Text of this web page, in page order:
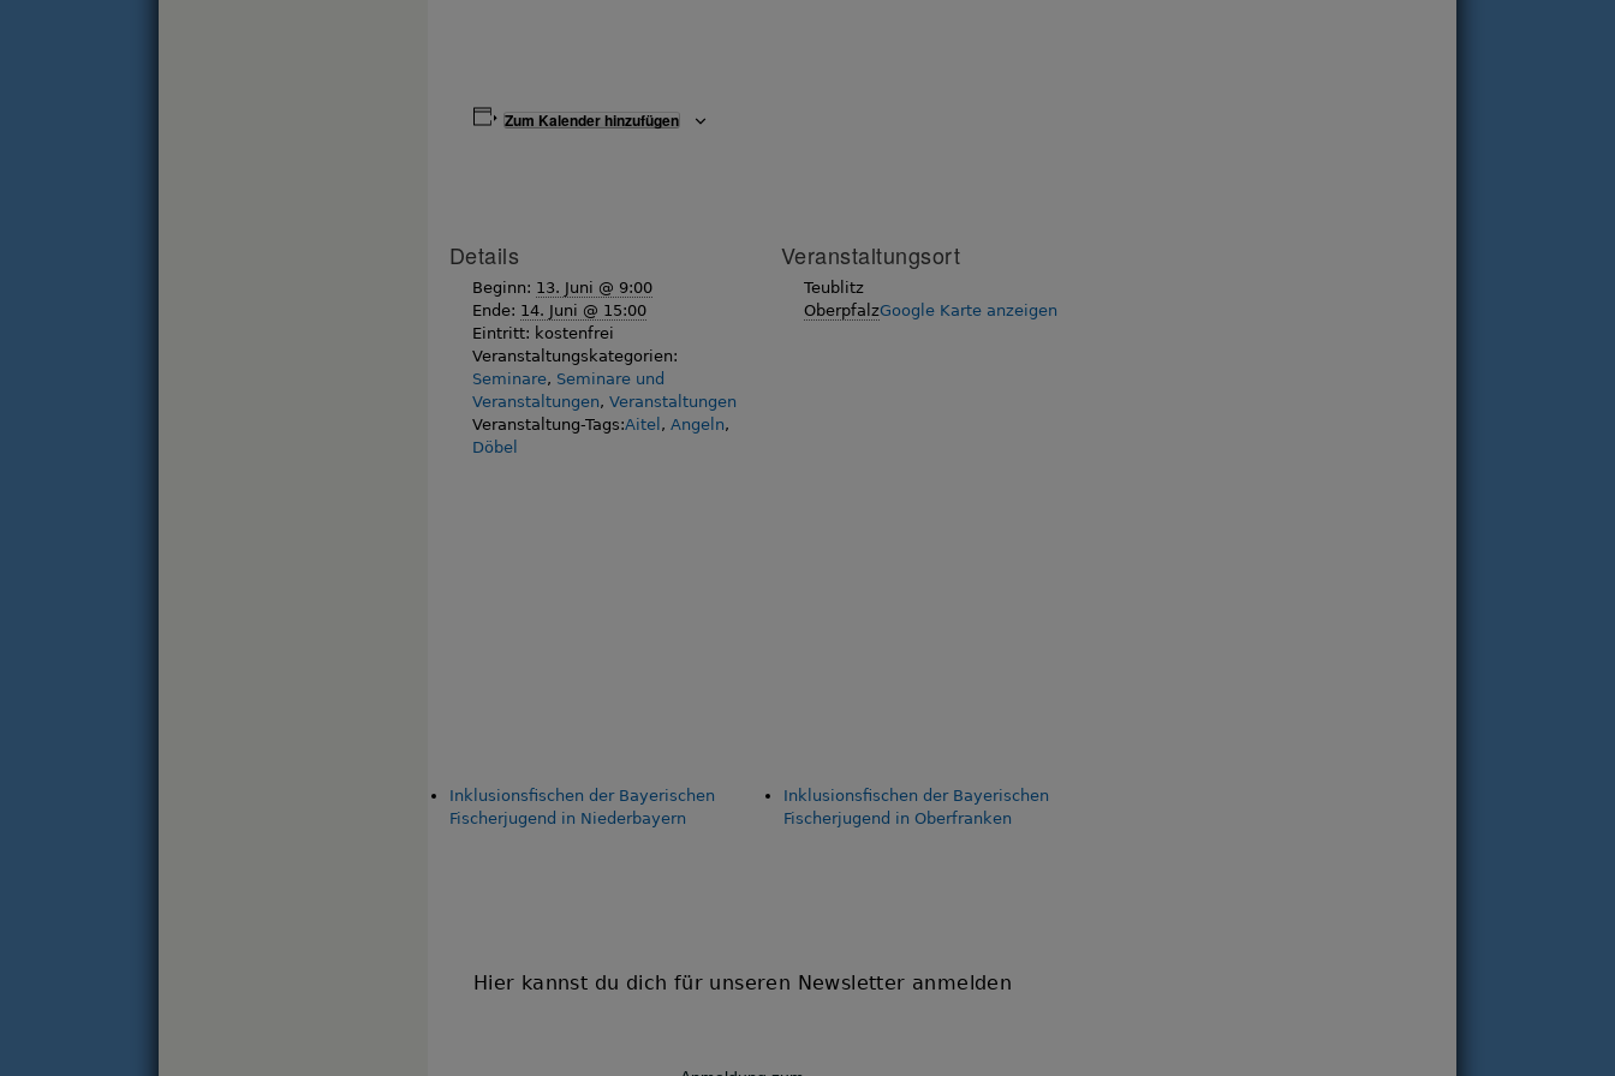
Zum Kalender hinzufügen
Details
Beginn: 13. Juni @ 9:00
Ende: 14. Juni @ 15:00
Eintritt: kostenfrei
Veranstaltungskategorien:
Seminare, Seminare und
Veranstaltungen, Veranstaltungen
Veranstaltung-Tags:Aitel , Angeln,
Döbel
Veranstaltungsort
Teublitz
OberpfalzGoogle Karte anzeigen
Inklusionsfischen der Bayerischen
Fischerjugend in Niederbayern
Inklusionsfischen der Bayerischen
Fischerjugend in Oberfranken
Hier kannst du dich für unseren Newsletter anmelden